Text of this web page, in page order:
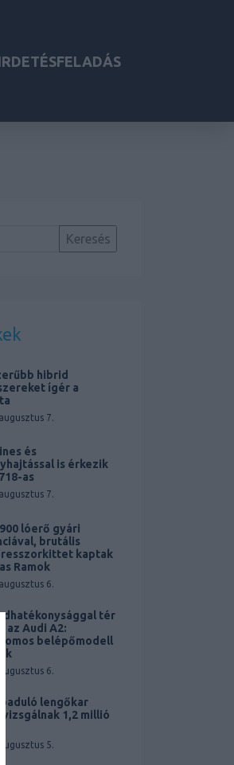
hibrid
ígér a
7.
és
is érkezik
as
7.
lóerő gyári
brutális
kaptak
Ramok
6.
tér
az Audi A2:
belépőmodell
6.
lengőkar
vizsgálnak 1,2 millió
5.